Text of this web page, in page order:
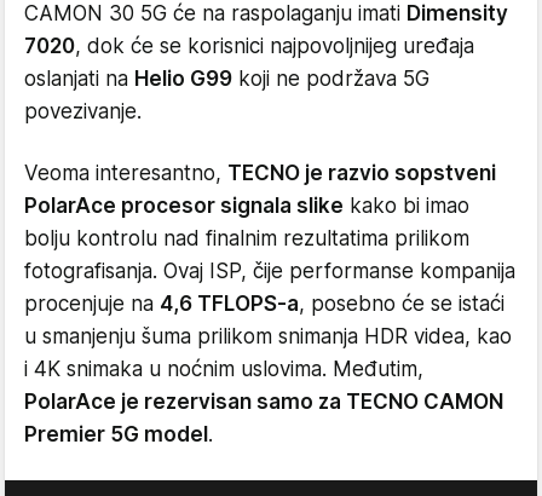
CAMON 30 5G će na raspolaganju imati Dimensity
7020, dok će se korisnici najpovoljnijeg uređaja
oslanjati na Helio G99 koji ne podržava 5G
povezivanje.
Veoma interesantno, TECNO je razvio sopstveni
PolarAce procesor signala slike kako bi imao
bolju kontrolu nad finalnim rezultatima prilikom
fotografisanja. Ovaj ISP, čije performanse kompanija
procenjuje na 4,6 TFLOPS-a, posebno će se istaći
u smanjenju šuma prilikom snimanja HDR videa, kao
i 4K snimaka u noćnim uslovima. Međutim,
PolarAce je rezervisan samo za TECNO CAMON
Premier 5G model .